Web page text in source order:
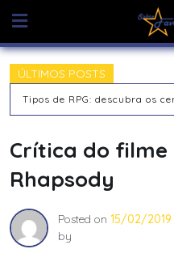
content
ÚLTIMOS POSTS
Crítica do filme
Rhapsody
Posted on 15/02/2019
by